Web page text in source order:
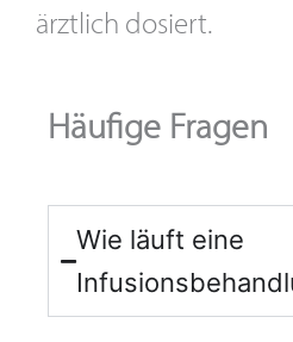
ärztlich dosiert.
Häufige Fragen
Wie läuft eine